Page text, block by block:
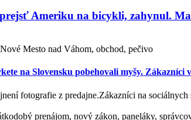
Ameriku na bicykli, zahynul.
Mesto nad Váhom, obchod, pečivo
na Slovensku pobehovali myšy. Zákazníci
fotografie z predajne.Zákazníci na
prenájom, nový zákon, paneláky,